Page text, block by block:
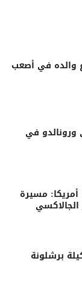
والده في أصعب
في
مسيرة
الجالاكسي
برشلونة